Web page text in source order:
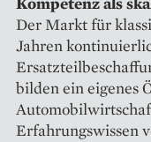
Der Markt für
Jahren
bilden ein eigenes
Erfahrungswissen